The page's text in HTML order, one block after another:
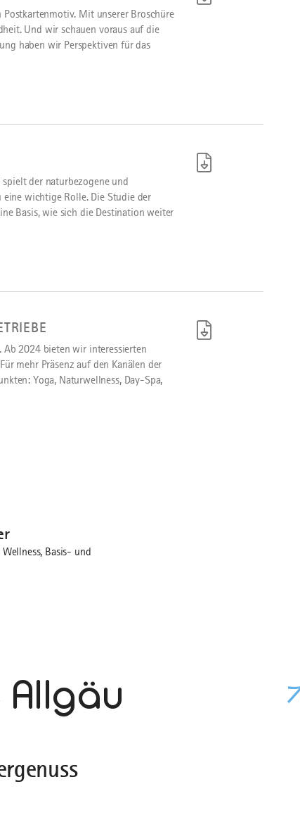
Mit unserer Broschüre
Und wir schauen voraus auf die
haben wir Perspektiven für das
der naturbezogene und
wichtige Rolle. Die Studie der
Basis, wie sich die Destination weiter
2024 bieten wir interessierten
mehr Präsenz auf den Kanälen der
Yoga, Naturwellness, Day-Spa,
Basis- und